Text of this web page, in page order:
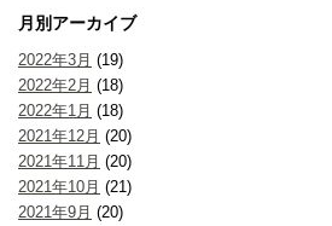
月別アーカイブ
2022年3月 (19)
2022年2月 (18)
2022年1月 (18)
2021年12月 (20)
2021年11月 (20)
2021年10月 (21)
2021年9月 (20)